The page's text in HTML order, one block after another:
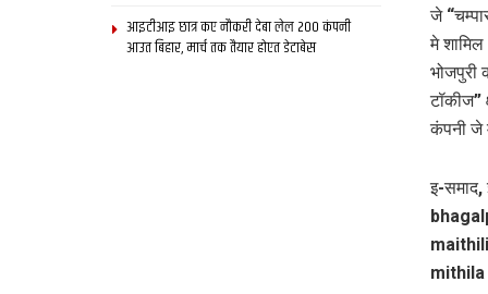
जे
मे
भोजपुरी
टॉकीज”
कंपनी जे
इ-समाद,
आइटीआइ छात्र कए नौकरी देबा लेल 200 कंपनी
आउत बिहार, मार्च तक तैयार होएत डेटाबेस